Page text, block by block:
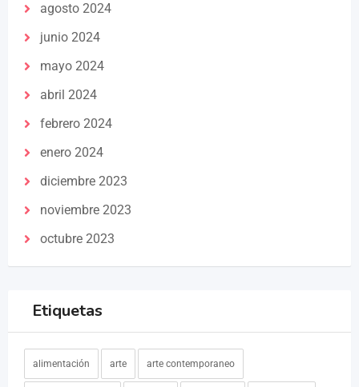
agosto 2024
junio 2024
mayo 2024
abril 2024
febrero 2024
enero 2024
diciembre 2023
noviembre 2023
octubre 2023
Etiquetas
alimentación arte arte contemporaneo